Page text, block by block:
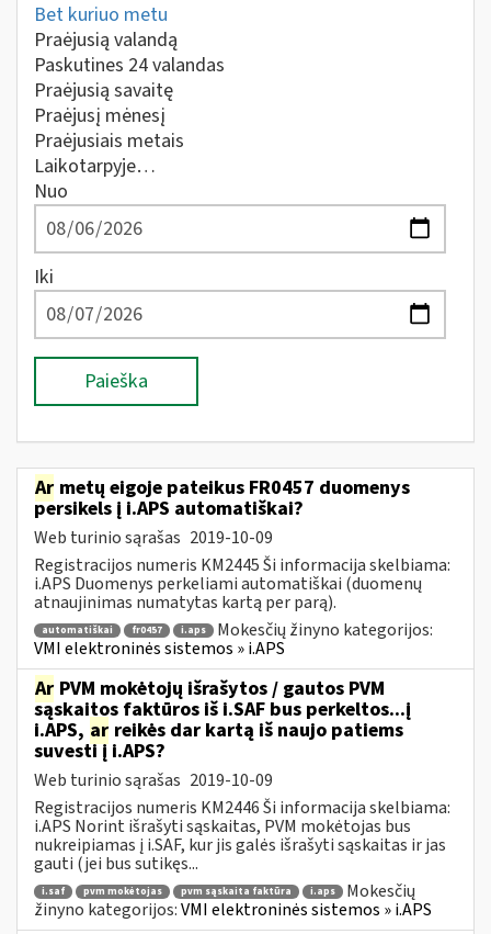
Bet kuriuo metu
Praėjusią valandą
Paskutines 24 valandas
Praėjusią savaitę
Praėjusį mėnesį
Praėjusiais metais
Laikotarpyje…
Nuo
Iki
Paieška
Ar metų eigoje pateikus FR0457 duomenys
persikels į i.APS automatiškai?
Web turinio sąrašas 2019-10-09
Registracijos numeris KM2445 Ši informacija skelbiama:
i.APS Duomenys perkeliami automatiškai (duomenų
atnaujinimas numatytas kartą per parą).
automatiškai fr0457 i.aps
Mokesčių žinyno kategorijos:
VMI elektroninės sistemos » i.APS
Ar PVM mokėtojų išrašytos / gautos PVM
sąskaitos faktūros iš i.SAF bus perkeltos...į
i.APS, ar reikės dar kartą iš naujo patiems
suvesti į i.APS?
Web turinio sąrašas 2019-10-09
Registracijos numeris KM2446 Ši informacija skelbiama:
i.APS Norint išrašyti sąskaitas, PVM mokėtojas bus
nukreipiamas į i.SAF, kur jis galės išrašyti sąskaitas ir jas
gauti (jei bus sutikęs...
i.saf pvm mokėtojas pvm sąskaita faktūra i.aps
Mokesčių
žinyno kategorijos:VMI elektroninės sistemos » i.APS